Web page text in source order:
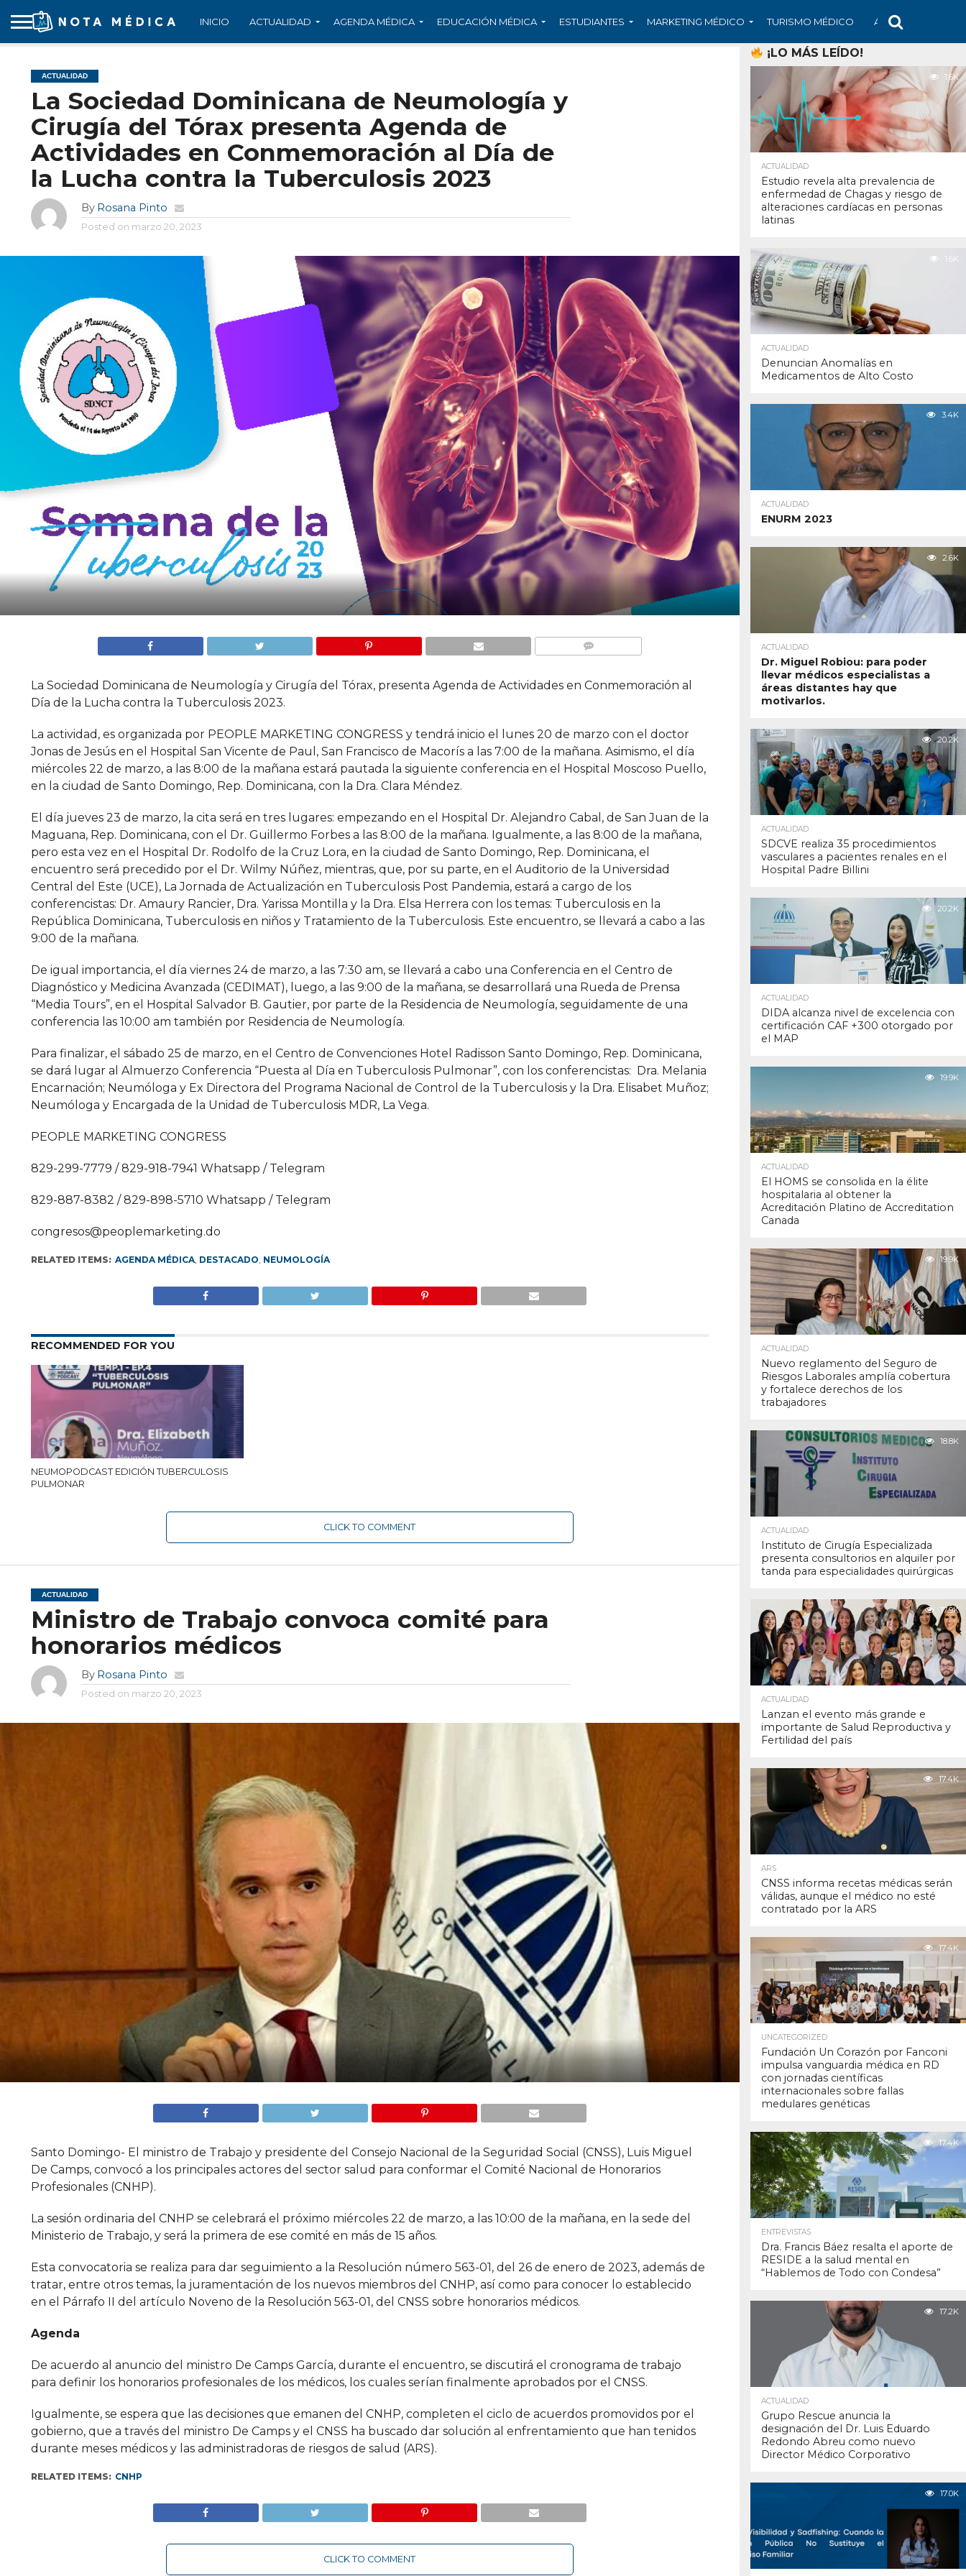
INICIO ACTUALIDAD AGENDA MÉDICA EDUCACIÓN MÉDICA ESTUDIANTES MARKETING MÉDICO TURISMO MÉDICO ARS
ACTUALIDAD
La Sociedad Dominicana de Neumología y
Cirugía del Tórax presenta Agenda de
Actividades en Conmemoración al Día de
la Lucha contra la Tuberculosis 2023
By Rosana Pinto
Posted on marzo 20, 2023
La Sociedad Dominicana de Neumología y Cirugía del Tórax, presenta Agenda de Actividades en Conmemoración al
Día de la Lucha contra la Tuberculosis 2023.
La actividad, es organizada por PEOPLE MARKETING CONGRESS y tendrá inicio el lunes 20 de marzo con el doctor
Jonas de Jesús en el Hospital San Vicente de Paul, San Francisco de Macorís a las 7:00 de la mañana. Asimismo, el día
miércoles 22 de marzo, a las 8:00 de la mañana estará pautada la siguiente conferencia en el Hospital Moscoso Puello,
en la ciudad de Santo Domingo, Rep. Dominicana, con la Dra. Clara Méndez.
El día jueves 23 de marzo, la cita será en tres lugares: empezando en el Hospital Dr. Alejandro Cabal, de San Juan de la
Maguana, Rep. Dominicana, con el Dr. Guillermo Forbes a las 8:00 de la mañana. Igualmente, a las 8:00 de la mañana,
pero esta vez en el Hospital Dr. Rodolfo de la Cruz Lora, en la ciudad de Santo Domingo, Rep. Dominicana, el
encuentro será precedido por el Dr. Wilmy Núñez, mientras, que, por su parte, en el Auditorio de la Universidad
Central del Este (UCE), La Jornada de Actualización en Tuberculosis Post Pandemia, estará a cargo de los
conferencistas: Dr. Amaury Rancier, Dra. Yarissa Montilla y la Dra. Elsa Herrera con los temas: Tuberculosis en la
República Dominicana, Tuberculosis en niños y Tratamiento de la Tuberculosis. Este encuentro, se llevará a cabo a las
9:00 de la mañana.
De igual importancia, el día viernes 24 de marzo, a las 7:30 am, se llevará a cabo una Conferencia en el Centro de
Diagnóstico y Medicina Avanzada (CEDIMAT), luego, a las 9:00 de la mañana, se desarrollará una Rueda de Prensa
“Media Tours”, en el Hospital Salvador B. Gautier, por parte de la Residencia de Neumología, seguidamente de una
conferencia las 10:00 am también por Residencia de Neumología.
Para finalizar, el sábado 25 de marzo, en el Centro de Convenciones Hotel Radisson Santo Domingo, Rep. Dominicana,
se dará lugar al Almuerzo Conferencia “Puesta al Día en Tuberculosis Pulmonar”, con los conferencistas: Dra. Melania
Encarnación; Neumóloga y Ex Directora del Programa Nacional de Control de la Tuberculosis y la Dra. Elisabet Muñoz;
Neumóloga y Encargada de la Unidad de Tuberculosis MDR, La Vega.
PEOPLE MARKETING CONGRESS
829-299-7779 / 829-918-7941 Whatsapp / Telegram
829-887-8382 / 829-898-5710 Whatsapp / Telegram
congresos@peoplemarketing.do
RELATED ITEMS: AGENDA MÉDICA, DESTACADO, NEUMOLOGÍA
RECOMMENDED FOR YOU
NEUMOPODCAST EDICIÓN TUBERCULOSIS
PULMONAR
CLICK TO COMMENT
ACTUALIDAD
Ministro de Trabajo convoca comité para
honorarios médicos
By Rosana Pinto
Posted on marzo 20, 2023
Santo Domingo- El ministro de Trabajo y presidente del Consejo Nacional de la Seguridad Social (CNSS), Luis Miguel
De Camps, convocó a los principales actores del sector salud para conformar el Comité Nacional de Honorarios
Profesionales (CNHP).
La sesión ordinaria del CNHP se celebrará el próximo miércoles 22 de marzo, a las 10:00 de la mañana, en la sede del
Ministerio de Trabajo, y será la primera de ese comité en más de 15 años.
Esta convocatoria se realiza para dar seguimiento a la Resolución número 563-01, del 26 de enero de 2023, además de
tratar, entre otros temas, la juramentación de los nuevos miembros del CNHP, así como para conocer lo establecido
en el Párrafo II del artículo Noveno de la Resolución 563-01, del CNSS sobre honorarios médicos.
Agenda
De acuerdo al anuncio del ministro De Camps García, durante el encuentro, se discutirá el cronograma de trabajo
para definir los honorarios profesionales de los médicos, los cuales serían finalmente aprobados por el CNSS.
Igualmente, se espera que las decisiones que emanen del CNHP, completen el ciclo de acuerdos promovidos por el
gobierno, que a través del ministro De Camps y el CNSS ha buscado dar solución al enfrentamiento que han tenidos
durante meses médicos y las administradoras de riesgos de salud (ARS).
RELATED ITEMS: CNHP
CLICK TO COMMENT
¡LO MÁS LEÍDO!
1.6K
ACTUALIDAD
Estudio revela alta prevalencia de
enfermedad de Chagas y riesgo de
alteraciones cardíacas en personas
latinas
1.6K
ACTUALIDAD
Denuncian Anomalías en
Medicamentos de Alto Costo
3.4K
ACTUALIDAD
ENURM 2023
2.6K
ACTUALIDAD
Dr. Miguel Robiou: para poder
llevar médicos especialistas a
áreas distantes hay que
motivarlos.
20.2K
ACTUALIDAD
SDCVE realiza 35 procedimientos
vasculares a pacientes renales en el
Hospital Padre Billini
20.2K
ACTUALIDAD
DIDA alcanza nivel de excelencia con
certificación CAF +300 otorgado por
el MAP
19.9K
ACTUALIDAD
El HOMS se consolida en la élite
hospitalaria al obtener la
Acreditación Platino de Accreditation
Canada
19.9K
ACTUALIDAD
Nuevo reglamento del Seguro de
Riesgos Laborales amplía cobertura
y fortalece derechos de los
trabajadores
18.8K
ACTUALIDAD
Instituto de Cirugía Especializada
presenta consultorios en alquiler por
tanda para especialidades quirúrgicas
17.9K
ACTUALIDAD
Lanzan el evento más grande e
importante de Salud Reproductiva y
Fertilidad del país
17.4K
ARS
CNSS informa recetas médicas serán
válidas, aunque el médico no esté
contratado por la ARS
17.4K
UNCATEGORIZED
Fundación Un Corazón por Fanconi
impulsa vanguardia médica en RD
con jornadas científicas
internacionales sobre fallas
medulares genéticas
17.4K
ENTREVISTAS
Dra. Francis Báez resalta el aporte de
RESIDE a la salud mental en
“Hablemos de Todo con Condesa”
17.2K
ACTUALIDAD
Grupo Rescue anuncia la
designación del Dr. Luis Eduardo
Redondo Abreu como nuevo
Director Médico Corporativo
17.0K